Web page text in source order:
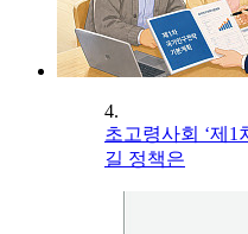
4.
초고령사회 ‘제1
길 정책은